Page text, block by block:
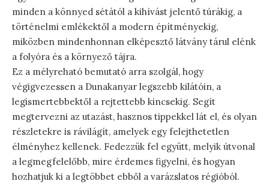
minden a könnyed sétától a kihívást jelentő túrákig, a
történelmi emlékektől a modern építményekig,
miközben mindenhonnan elképesztő látvány tárul elénk
a folyóra és a környező tájra.
Ez a mélyreható bemutató arra szolgál, hogy
végigvezessen a Dunakanyar legszebb kilátóin, a
legismertebbektől a rejtettebb kincsekig. Segít
megtervezni az utazást, hasznos tippekkel lát el, és olyan
részletekre is rávilágít, amelyek egy felejthetetlen
élményhez kellenek. Fedezzük fel együtt, melyik útvonal
a legmegfelelőbb, mire érdemes figyelni, és hogyan
hozhatjuk ki a legtöbbet ebből a varázslatos régióból.